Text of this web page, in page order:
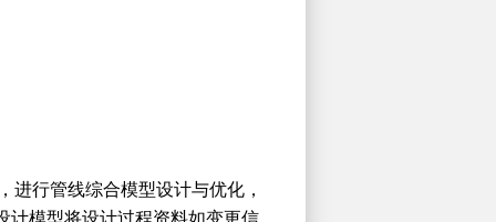
行管线综合模型设计与优化，